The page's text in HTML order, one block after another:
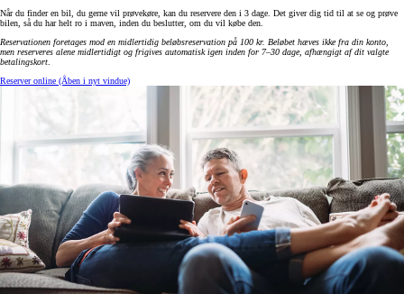
Når du finder en bil, du gerne vil prøvekøre, kan du reservere den i 3 dage. Det giver dig tid til at se og prøve
bilen, så du har helt ro i maven, inden du beslutter, om du vil købe den.
Reservationen foretages mod en midlertidig beløbsreservation på 100 kr. Beløbet hæves ikke fra din konto,
men reserveres alene midlertidigt og frigives automatisk igen inden for 7–30 dage, afhængigt af dit valgte
betalingskort.
Reserver online (Åben i nyt vindue)